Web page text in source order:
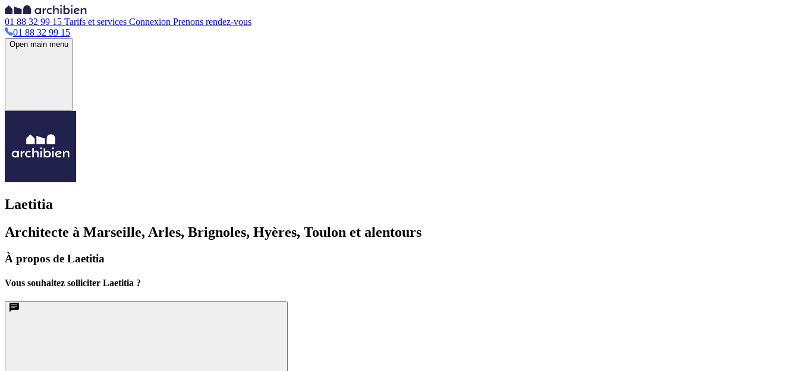
01 88 32 99 15 Tarifs et services Connexion Prenons rendez-vous
01 88 32 99 15
Open main menu
Laetitia
Architecte à Marseille, Arles, Brignoles, Hyères, Toulon et alentours
À propos de Laetitia
Vous souhaitez solliciter Laetitia ?